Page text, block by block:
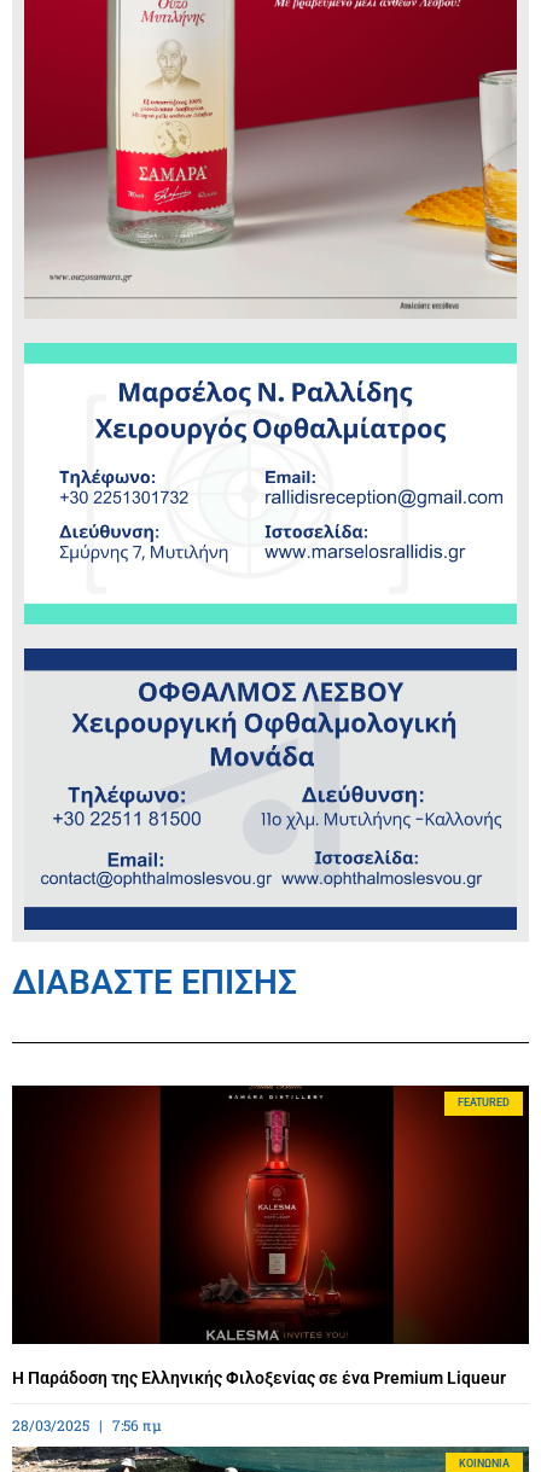
ΔΙΑΒΑΣΤΕ ΕΠΙΣΗΣ
FEATURED
Η Παράδοση της Ελληνικής Φιλοξενίας σε ένα Premium Liqueur
28/03/2025 7:56 πμ
ΚΟΙΝΩΝΊΑ